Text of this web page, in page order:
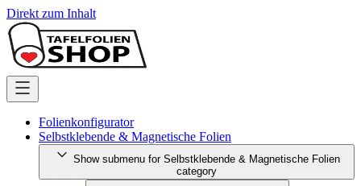
Direkt zum Inhalt
Folienkonfigurator
Selbstklebende & Magnetische Folien
Show submenu for Selbstklebende & Magnetische Folien
category